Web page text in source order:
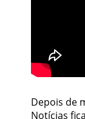
Depois de
Notícias